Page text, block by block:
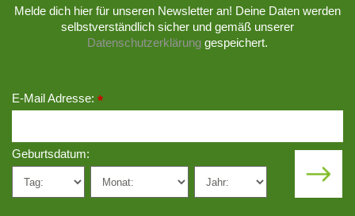
Melde dich hier für unseren Newsletter an! Deine Daten werden
selbstverständlich sicher und gemäß unserer
Datenschutzerklärung gespeichert.
E-Mail Adresse: *
Geburtsdatum: